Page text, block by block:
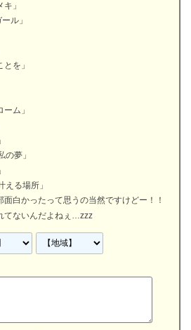
」
ル」
を」
ム」
の夢」
える場所」
面白かったって思うの当然ですけどー！！
てないんだよねぇ…zzz